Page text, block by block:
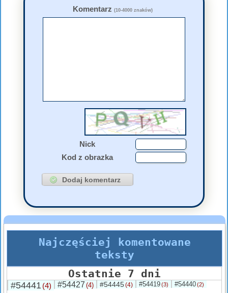
Komentarz (10-4000 znaków)
Nick
Kod z obrazka
Najczęściej komentowane
teksty
Ostatnie 7 dni
#54441(4) #54427 (4) #54445(4) #54419(3) #54440(2)